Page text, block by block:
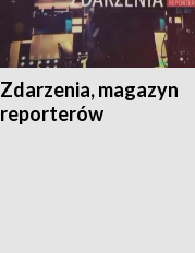
Zdarzenia, magazyn
reporterów